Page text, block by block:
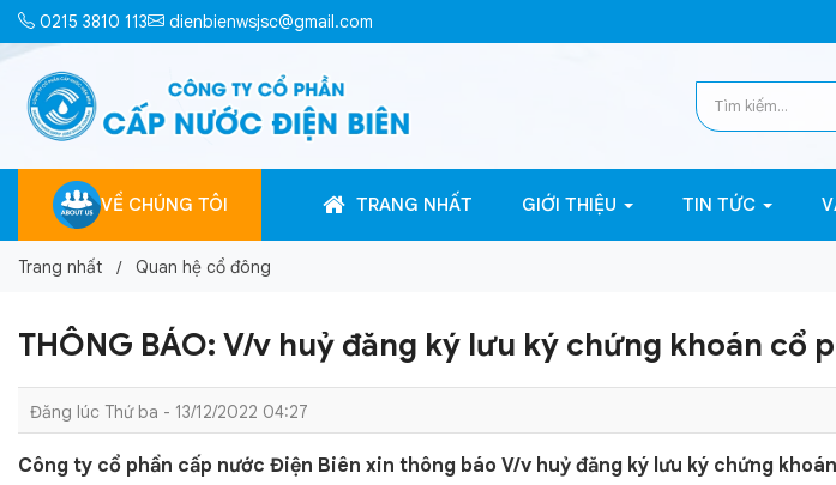
0215 3810 113 dienbienwsjsc@gmail.com
VỀ CHÚNG TÔI TRANG NHẤT GIỚI THIỆU TIN TỨC
Trang nhất Quan hệ cổ đông
THÔNG BÁO: V/v huỷ đăng ký lưu ký chứng khoán cổ
Đăng lúc Thứ ba - 13/12/2022 04:27
Công ty cổ phần cấp nước Điện Biên xin thông báo V/v huỷ đăng ký lưu ký chứng